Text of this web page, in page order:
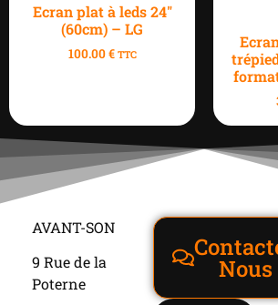
Ecran plat à leds 24″
(60cm) – LG
100.00€ TTC
AVANT-SON
9 Rue de la
Poterne
Nous